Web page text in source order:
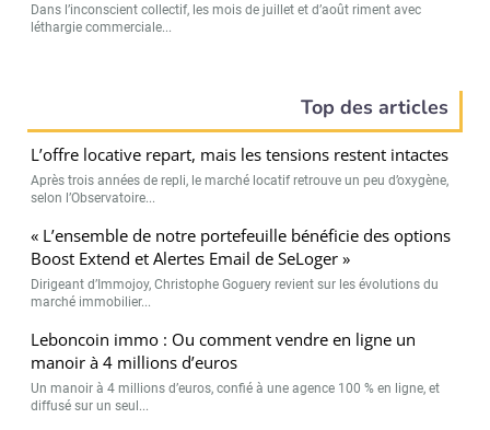
Dans l’inconscient collectif, les mois de juillet et d’août riment avec
léthargie commerciale...
Top des articles
L’offre locative repart, mais les tensions restent intactes
Après trois années de repli, le marché locatif retrouve un peu d’oxygène,
selon l’Observatoire...
« L’ensemble de notre portefeuille bénéficie des options
Boost Extend et Alertes Email de SeLoger »
Dirigeant d’Immojoy, Christophe Goguery revient sur les évolutions du
marché immobilier...
Leboncoin immo : Ou comment vendre en ligne un
manoir à 4 millions d’euros
Un manoir à 4 millions d’euros, confié à une agence 100 % en ligne, et
diffusé sur un seul...